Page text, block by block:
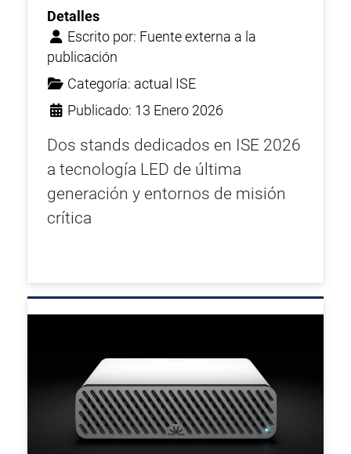
Detalles
Escrito por: Fuente externa a la
publicación
Categoría: actual ISE
Publicado: 13 Enero 2026
Dos stands dedicados en ISE 2026
a tecnología LED de última
generación y entornos de misión
crítica